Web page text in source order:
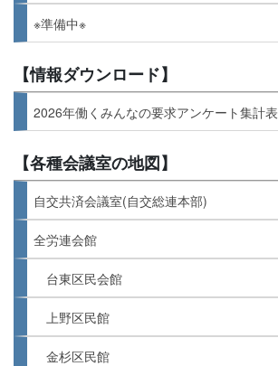
※準備中※
【情報ダウンロード】
2026年働くみんなの要求アンケート集計表
【各種会議室の地図】
自交共済会議室(自交総連本部)
全労連会館
台東区民会館
上野区民館
金杉区民館